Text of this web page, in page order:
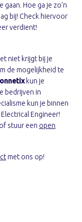
Hoe ga je zo’n
bij! Check hiervoor
verdient!
niet krijgt bij je
de mogelijkheid te
kun je
bedrijven in
kun je binnen
Engineer!
, of stuur een open
met ons op!